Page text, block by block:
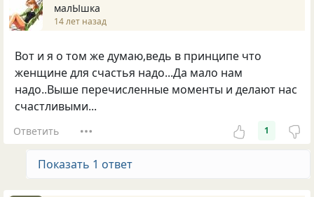
малЫшка
14 лет назад
Вот и я о том же думаю,ведь в принципе что
женщине для счастья надо...Да мало нам
надо..Выше перечисленные моменты и делают нас
счастливыми...
Ответить 1
Показать 1 ответ